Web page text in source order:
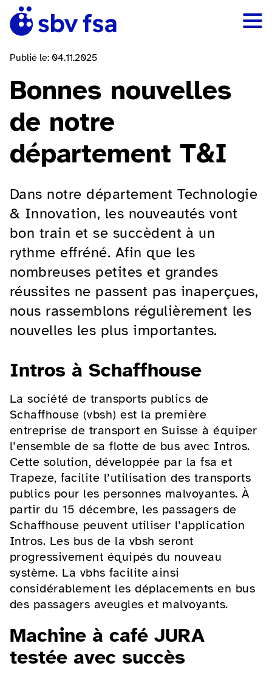
Publié le: 04.11.2025
Bonnes nouvelles
de notre
département T&I
Dans notre département Technologie
& Innovation, les nouveautés vont
bon train et se succèdent à un
rythme effréné. Afin que les
nombreuses petites et grandes
réussites ne passent pas inaperçues,
nous rassemblons régulièrement les
nouvelles les plus importantes.
Intros à Schaffhouse
La société de transports publics de
Schaffhouse (vbsh) est la première
entreprise de transport en Suisse à équiper
l’ensemble de sa flotte de bus avec Intros.
Cette solution, développée par la fsa et
Trapeze, facilite l’utilisation des transports
publics pour les personnes malvoyantes. À
partir du 15 décembre, les passagers de
Schaffhouse peuvent utiliser l’application
Intros. Les bus de la vbsh seront
progressivement équipés du nouveau
système. La vbhs facilite ainsi
considérablement les déplacements en bus
des passagers aveugles et malvoyants.
Machine à café JURA
testée avec succès